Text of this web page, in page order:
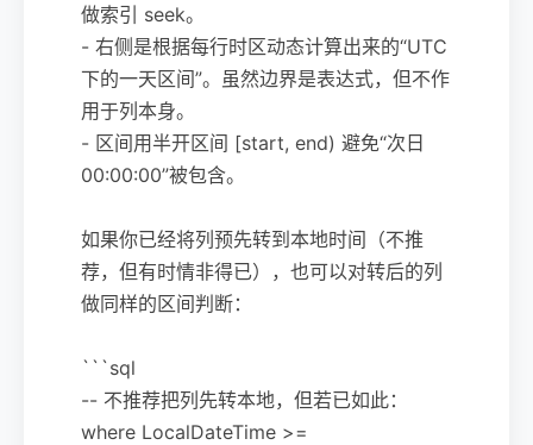
做索引 seek。
- 右侧是根据每行时区动态计算出来的“UTC
下的一天区间”。虽然边界是表达式，但不作
用于列本身。
- 区间用半开区间 [start, end) 避免“次日
00:00:00”被包含。
如果你已经将列预先转到本地时间（不推
荐，但有时情非得已），也可以对转后的列
做同样的区间判断：
```sql
-- 不推荐把列先转本地，但若已如此：
where LocalDateTime >=